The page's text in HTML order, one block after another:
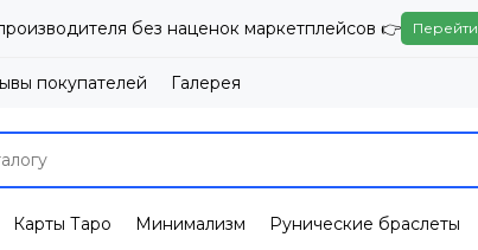
без наценок маркетплейсов 👉 Перейти
покупателей Галерея
Карты Таро Минимализм Рунические браслеты